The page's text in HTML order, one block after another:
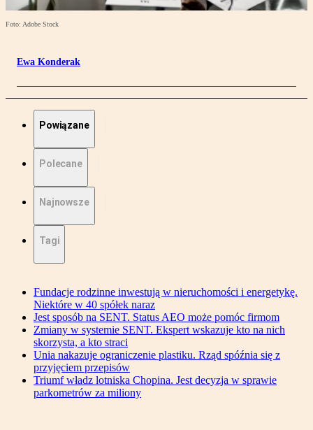
Foto: Adobe Stock
Ewa Konderak
Powiązane
Polecane
Najnowsze
Tagi
Fundacje rodzinne inwestują w nieruchomości i energetykę.
Niektóre w 40 spółek naraz
Jest sposób na SENT. Status AEO może pomóc firmom
Zmiany w systemie SENT. Ekspert wskazuje kto na nich
skorzysta, a kto straci
Unia nakazuje ograniczenie plastiku. Rząd spóźnia się z
przyjęciem przepisów
Triumf władz lotniska Chopina. Jest decyzja w sprawie
parkometrów za miliony